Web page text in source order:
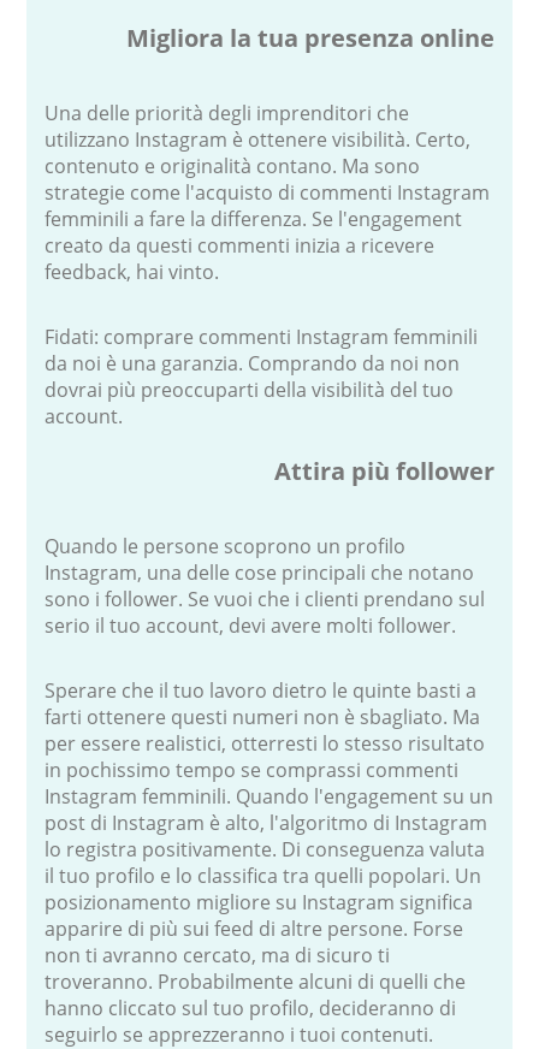
Migliora la tua presenza online
Una delle priorità degli imprenditori che
utilizzano Instagram è ottenere visibilità. Certo,
contenuto e originalità contano. Ma sono
strategie come l'acquisto di commenti Instagram
femminili a fare la differenza. Se l'engagement
creato da questi commenti inizia a ricevere
feedback, hai vinto.
Fidati: comprare commenti Instagram femminili
da noi è una garanzia. Comprando da noi non
dovrai più preoccuparti della visibilità del tuo
account.
Attira più follower
Quando le persone scoprono un profilo
Instagram, una delle cose principali che notano
sono i follower. Se vuoi che i clienti prendano sul
serio il tuo account, devi avere molti follower.
Sperare che il tuo lavoro dietro le quinte basti a
farti ottenere questi numeri non è sbagliato. Ma
per essere realistici, otterresti lo stesso risultato
in pochissimo tempo se comprassi commenti
Instagram femminili. Quando l'engagement su un
post di Instagram è alto, l'algoritmo di Instagram
lo registra positivamente. Di conseguenza valuta
il tuo profilo e lo classifica tra quelli popolari. Un
posizionamento migliore su Instagram significa
apparire di più sui feed di altre persone. Forse
non ti avranno cercato, ma di sicuro ti
troveranno. Probabilmente alcuni di quelli che
hanno cliccato sul tuo profilo, decideranno di
seguirlo se apprezzeranno i tuoi contenuti.